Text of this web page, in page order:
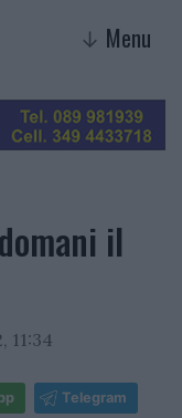
↓ Menu
il
11:34
Telegram